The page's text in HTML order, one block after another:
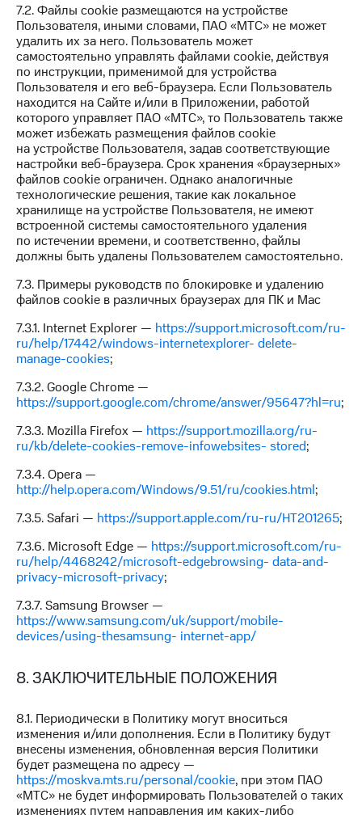
7.2. Файлы cookie размещаются на устройстве
Пользователя, иными словами, ПАО «МТС» не может
удалить их за него. Пользователь может
самостоятельно управлять файлами cookie, действуя
по инструкции, применимой для устройства
Пользователя и его веб-браузера. Если Пользователь
находится на Сайте и/или в Приложении, работой
которого управляет ПАО «МТС», то Пользователь также
может избежать размещения файлов cookie
на устройстве Пользователя, задав соответствующие
настройки веб-браузера. Срок хранения «браузерных»
файлов cookie ограничен. Однако аналогичные
технологические решения, такие как локальное
хранилище на устройстве Пользователя, не имеют
встроенной системы самостоятельного удаления
по истечении времени, и соответственно, файлы
должны быть удалены Пользователем самостоятельно.
7.3. Примеры руководств по блокировке и удалению
файлов cookie в различных браузерах для ПК и Mac
7.3.1. Internet Explorer — https://support.microsoft.com/ru-
ru/help/17442/windows-internetexplorer- delete-
manage-cookies;
7.3.2. Google Chrome —
https://support.google.com/chrome/answer/95647?hl=ru;
7.3.3. Mozilla Firefox — https://support.mozilla.org/ru-
ru/kb/delete-cookies-remove-infowebsites- stored;
7.3.4. Opera —
http://help.opera.com/Windows/9.51/ru/cookies.html;
7.3.5. Safari — https://support.apple.com/ru-ru/HT201265;
7.3.6. Microsoft Edge — https://support.microsoft.com/ru-
ru/help/4468242/microsoft-edgebrowsing- data-and-
privacy-microsoft-privacy;
7.3.7. Samsung Browser —
https://www.samsung.com/uk/support/mobile-
devices/using-thesamsung- internet-app/
8. ЗАКЛЮЧИТЕЛЬНЫЕ ПОЛОЖЕНИЯ
8.1. Периодически в Политику могут вноситься
изменения и/или дополнения. Если в Политику будут
внесены изменения, обновленная версия Политики
будет размещена по адресу —
https://moskva.mts.ru/personal/cookie, при этом ПАО
«МТС» не будет информировать Пользователей о таких
изменениях путем направления им каких-либо